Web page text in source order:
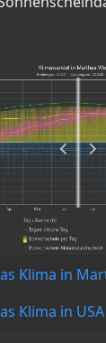
Klima in
Klima in USA